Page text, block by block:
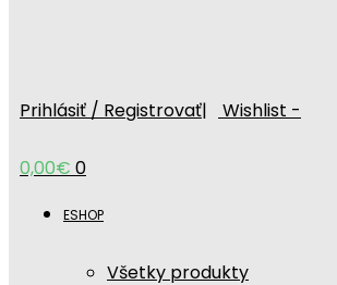
Prihlásiť / Registrovať| Wishlist -
0,00€ 0
ESHOP
Všetky produkty